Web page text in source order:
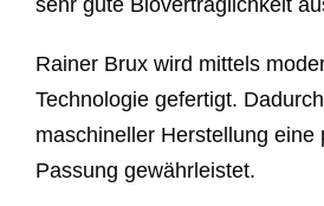
sehr gute Bioverträglichkeit
Rainer Brux wird mittels
Technologie gefertigt.
maschineller Herstellung eine
Passung gewährleistet.